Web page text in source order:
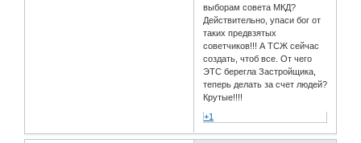
выборам совета МКД?
Действительно, упаси бог от
таких предвзятых
советчиков!!! А ТСЖ сейчас
создать, чтоб все. От чего
ЭТС берегла Застройщика,
теперь делать за счет людей?
Крутые!!!!
+1